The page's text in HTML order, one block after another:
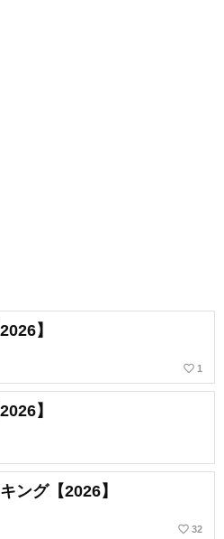
】
favorite_border 1
】
ング【2026】
favorite_border 32